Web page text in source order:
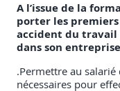
A l’issue de la
porter les
accident du travail
dans son
.Permettre au salarié
nécessaires pour